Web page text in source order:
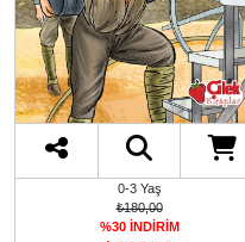
0-3 Yaş
₺180,00
%30 İNDİRİM